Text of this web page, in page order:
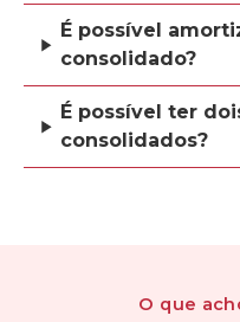
É possível
consolidado?
É possível ter
consolidados?
O que